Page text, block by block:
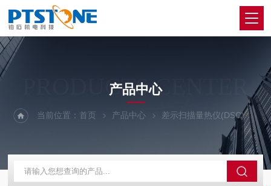
PRODUCTS CENTER
产品中心
当前位置：首页 产品中心 差示扫描量热仪(DSC) 压